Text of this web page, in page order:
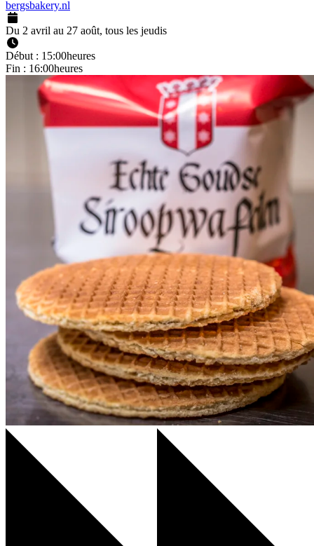
bergsbakery.nl
Du 2 avril au 27 août, tous les jeudis
Début : 15:00heures
Fin : 16:00heures